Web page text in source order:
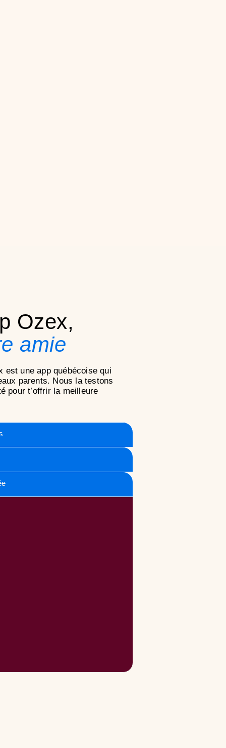
Ozex,
amie
est une app québécoise qui
parents. Nous la testons
pour t’offrir la meilleure